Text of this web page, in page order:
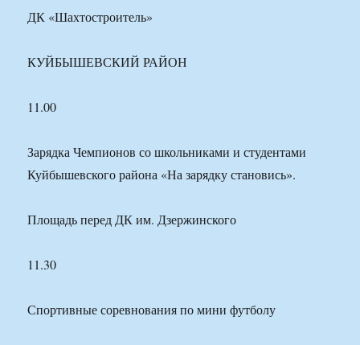
ДК «Шахтостроитель»
КУЙБЫШЕВСКИЙ РАЙОН
11.00
Зарядка Чемпионов со школьниками и студентами
Куйбышевского района «На зарядку становись».
Площадь перед ДК им. Дзержинского
11.30
Спортивные соревнования по мини футболу